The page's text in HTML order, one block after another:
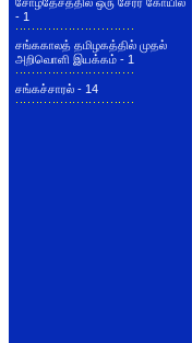
- 1
சங்ககாலத் தமிழகத்தில் முதல்
அறிவொளி இயக்கம் - 1
சங்கச்சாரல் - 14